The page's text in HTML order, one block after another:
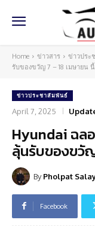
Home ข่าวสาร ข่าวประ
รับของขวัญ 7 – 18 เมษายน นี้
ข่าวประชาสัมพันธ์
April 7, 2025
Hyundai ฉล
ลุ้นรับของขวั
By Pholpat
Facebook